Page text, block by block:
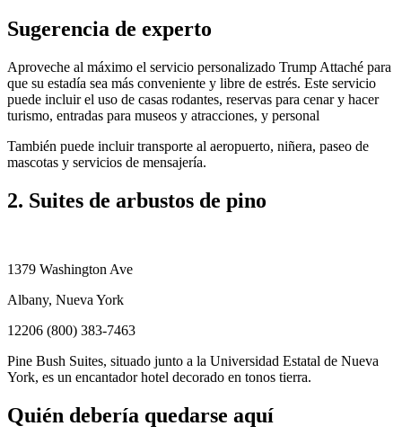
Sugerencia de experto
Aproveche al máximo el servicio personalizado Trump Attaché para
que su estadía sea más conveniente y libre de estrés. Este servicio
puede incluir el uso de casas rodantes, reservas para cenar y hacer
turismo, entradas para museos y atracciones, y personal
También puede incluir transporte al aeropuerto, niñera, paseo de
mascotas y servicios de mensajería.
2. Suites de arbustos de pino
1379 Washington Ave
Albany, Nueva York
12206 (800) 383-7463
Pine Bush Suites, situado junto a la Universidad Estatal de Nueva
York, es un encantador hotel decorado en tonos tierra.
Quién debería quedarse aquí